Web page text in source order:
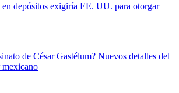
en depósitos exigiría EE. UU. para otorgar
de César Gastélum? Nuevos detalles del